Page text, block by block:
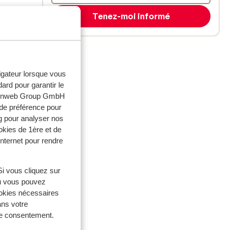
lorsque vous
pour garantir le
Group GmbH
préférence pour
pour analyser nos
de 1ère et de
pour rendre
vous cliquez sur
vous pouvez
nécessaires
votre
consentement.
couples
Tenez-moi informé